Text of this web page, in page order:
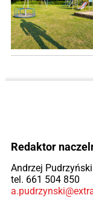
Redaktor
Andrzej Pudrzyński
tel. 661 504 850